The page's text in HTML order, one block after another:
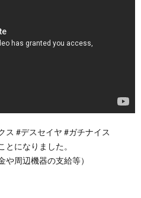
ス #デスセイヤ #ガチナイス
とになりました。
周辺機器の支給等）